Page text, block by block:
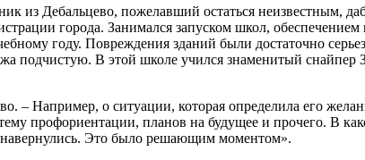
из Дебальцево, пожелавший остаться неизвестным,
города. Занимался запуском школ,
году. Повреждения зданий были достаточно
подчистую. В этой школе учился знаменитый
– Например, о ситуации, которая определила его
профориентации, планов на будущее и прочего. В
навернулись. Это было решающим моментом».